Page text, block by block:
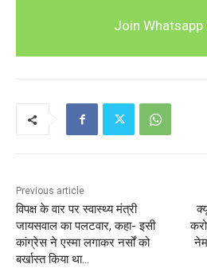
Join Whatsapp
Previous article
विपक्ष के वार पर स्वास्थ्य मंत्री
जायसवाल का पलटवार, कहा- इसी
कांग्रेस ने एस्मा लगाकर नर्सों को
बर्खास्त किया था…